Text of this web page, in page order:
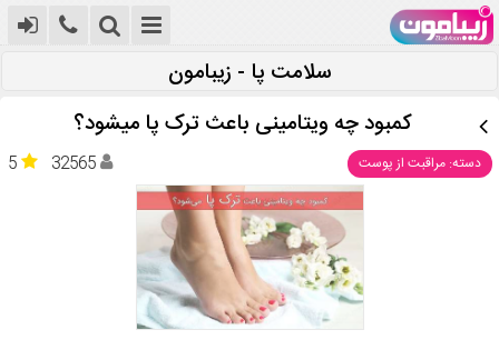
سلامت پا - زیبامون
کمبود چه ویتامینی باعث ترک پا میشود؟
دسته: مراقبت از پوست 5 32565